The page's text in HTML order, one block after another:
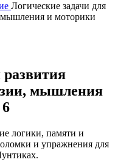
Логические задачи для
мышления и моторики
развития
мышления
логики, памяти и
и упражнения для